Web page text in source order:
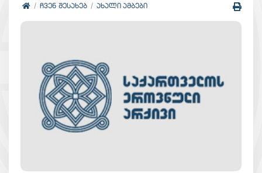
ᲩᲕᲔᲜ ᲨᲔᲡᲐᲮᲔᲑ ᲐᲮᲐᲚᲘ ᲐᲛᲑᲔᲑᲘ